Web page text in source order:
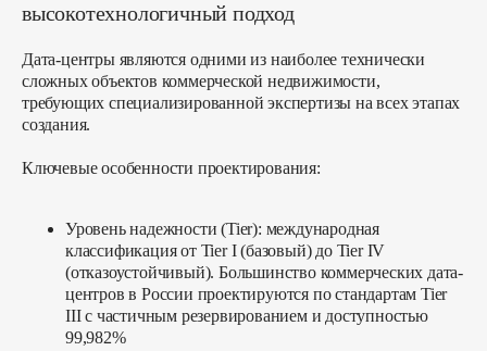
высокотехнологичный подход
Дата-центры являются одними из наиболее технически
сложных объектов коммерческой недвижимости,
требующих специализированной экспертизы на всех этапах
создания.
Ключевые особенности проектирования:
Уровень надежности (Tier): международная
классификация от Tier I (базовый) до Tier IV
(отказоустойчивый). Большинство коммерческих дата-
центров в России проектируются по стандартам Tier
III с частичным резервированием и доступностью
99,982%